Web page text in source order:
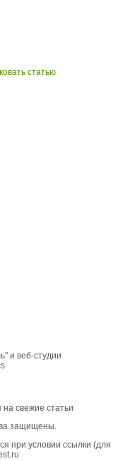
статью
и веб-студии
на свежие статьи
защищены.
при условии ссылки (для